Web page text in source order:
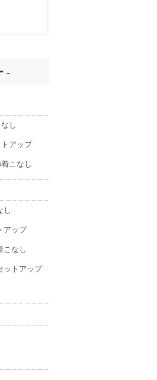
-
し
アップ
こなし
し
アップ
こなし
ットアップ